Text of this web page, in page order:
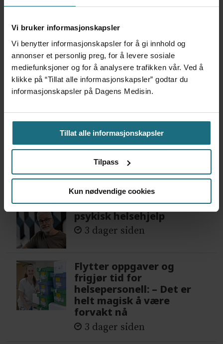
Vi bruker informasjonskapsler
Vi benytter informasjonskapsler for å gi innhold og
annonser et personlig preg, for å levere sosiale
mediefunksjoner og for å analysere trafikken vår. Ved å
klikke på “Tillat alle informasjonskapsler” godtar du
informasjonskapsler på Dagens Medisin.
Tillat alle informasjonskapsler
Tilpass
Kun nødvendige cookies
helse. Men da må vi også være et
foregangsland for ansvarlighet. Jeg synes at vi
har vært det til nå og håper at det kan
fortsette.
Ingen oppgitte interessekonflikter
Mest lest siste syv dager:
Vi trenger en grunnlov for
psykisk helsehjelp
3 dager siden
Flytter oppgaver og
frigjør tid for
helsepersonell: – Det er
helt magisk å være
forvakt nå
3 dager siden